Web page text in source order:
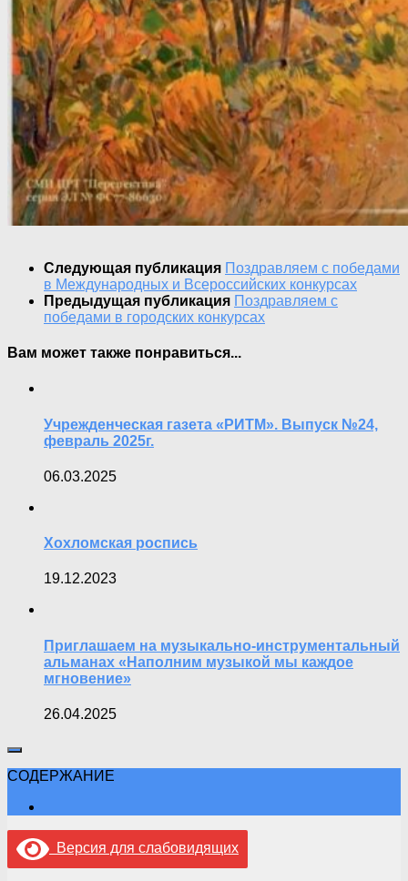
Следующая публикация Поздравляем с победами
в Международных и Всероссийских конкурсах
Предыдущая публикация Поздравляем с
победами в городских конкурсах
Вам может также понравиться...
Учрежденческая газета «РИТМ». Выпуск №24,
февраль 2025г.
06.03.2025
Хохломская роспись
19.12.2023
Приглашаем на музыкально-инструментальный
альманах «Наполним музыкой мы каждое
мгновение»
26.04.2025
СОДЕРЖАНИЕ
Версия для слабовидящих